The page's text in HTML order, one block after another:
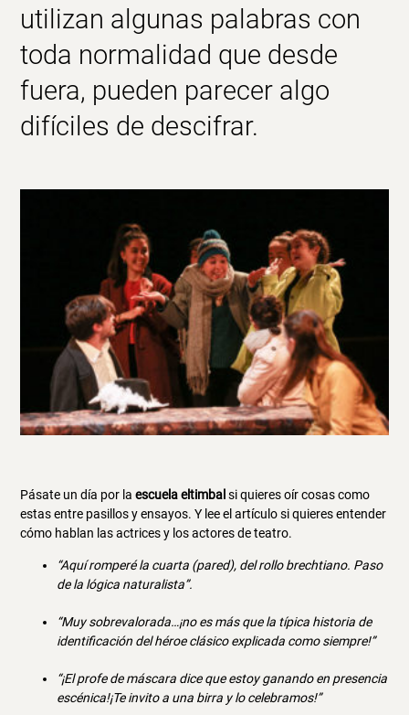
utilizan algunas palabras con
toda normalidad que desde
fuera, pueden parecer algo
difíciles de descifrar.
Pásate un día por laescuela eltimbal si quieres oír cosas como
estas entre pasillos y ensayos. Y lee el artículo si quieres entender
cómo hablan las actrices y los actores de teatro.
“Aquí romperé la cuarta (pared), del rollo brechtiano. Paso
de la lógica naturalista”.
“Muy sobrevalorada…¡no es más que la típica historia de
identificación del héroe clásico explicada como siempre!”
“¡El profe de máscara dice que estoy ganando en presencia
escénica!¡Te invito a una birra y lo celebramos!”